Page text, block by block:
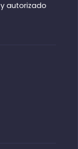
y autorizado